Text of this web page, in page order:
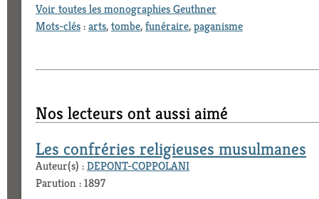
Voir toutes les monographies Geuthner
Mots-clés:arts,tombe,funéraire,paganisme
Nos lecteurs ont aussi aimé
Les confréries religieuses musulmanes
Auteur(s) :DEPONT-COPPOLANI
Parution : 1897